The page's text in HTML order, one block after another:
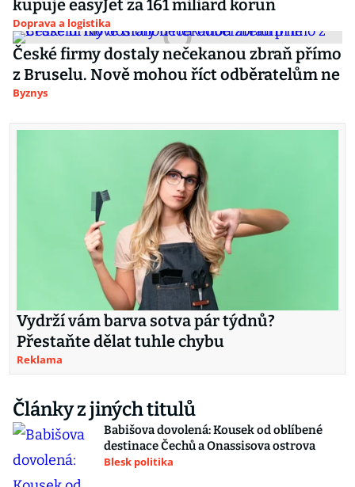
kupuje easyJet za 161 miliard korun
Doprava a logistika
České firmy dostaly nečekanou zbraň přímo
z Bruselu. Nově mohou říct odběratelům ne
Byznys
Vydrží vám barva sotva pár týdnů?
Přestaňte dělat tuhle chybu
Reklama
Články z jiných titulů
Babišova dovolená: Kousek od oblíbené
destinace Čechů a Onassisova ostrova
Blesk politika